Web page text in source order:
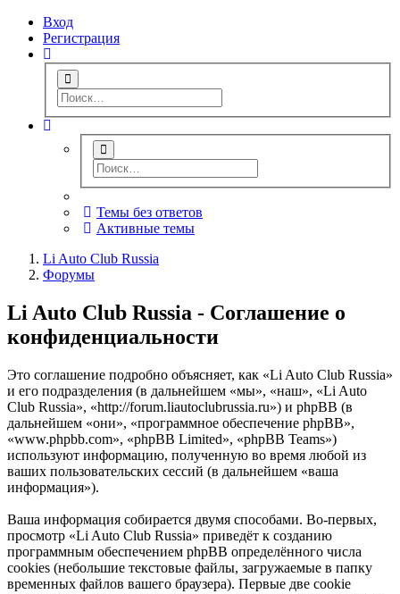
Вход
Регистрация
Темы без ответов
Активные темы
Li Auto Club Russia
Форумы
Li Auto Club Russia - Соглашение о
конфиденциальности
Это соглашение подробно объясняет, как «Li Auto Club Russia»
и его подразделения (в дальнейшем «мы», «наш», «Li Auto
Club Russia», «http://forum.liautoclubrussia.ru») и phpBB (в
дальнейшем «они», «программное обеспечение phpBB»,
«www.phpbb.com», «phpBB Limited», «phpBB Teams»)
используют информацию, полученную во время любой из
ваших пользовательских сессий (в дальнейшем «ваша
информация»).
Ваша информация собирается двумя способами. Во-первых,
просмотр «Li Auto Club Russia» приведёт к созданию
программным обеспечением phpBB определённого числа
cookies (небольшие текстовые файлы, загружаемые в папку
временных файлов вашего браузера). Первые две cookie